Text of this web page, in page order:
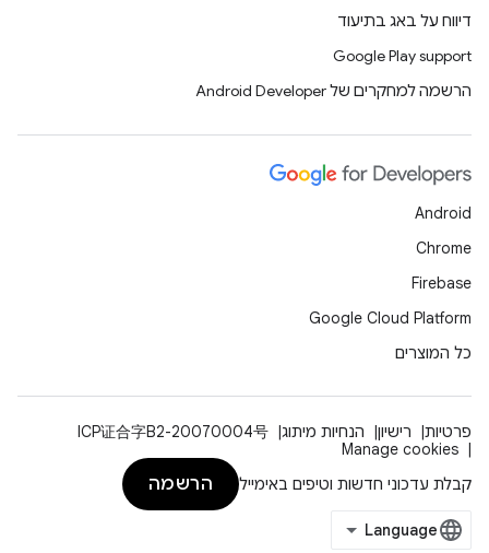
דיווח על באג בתיעוד
Google Play support
הרשמה למחקרים של Android Developer
Android
Chrome
Firebase
Google Cloud Platform
כל המוצרים
פרטיות רישיון הנחיות מיתוג
ICP证合字B2-20070004号
Manage cookies
קבלת עדכוני חדשות וטיפים באימייל
הרשמה